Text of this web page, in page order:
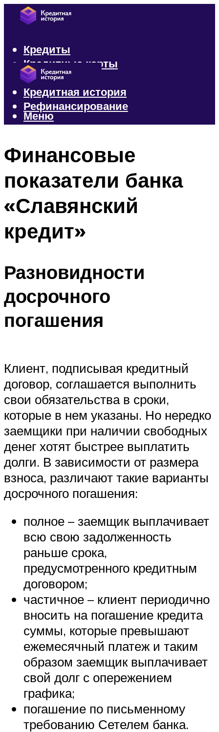
Кредиты
Кредитные карты
Микрозаймы
Кредитная история
Рефинансирование
Меню
Финансовые
показатели банка
«Славянский
кредит»
Разновидности
досрочного
погашения
Клиент, подписывая кредитный
договор, соглашается выполнить
свои обязательства в сроки,
которые в нем указаны. Но нередко
заемщики при наличии свободных
денег хотят быстрее выплатить
долги. В зависимости от размера
взноса, различают такие варианты
досрочного погашения:
полное – заемщик выплачивает
всю свою задолженность
раньше срока,
предусмотренного кредитным
договором;
частичное – клиент периодично
вносить на погашение кредита
суммы, которые превышают
ежемесячный платеж и таким
образом заемщик выплачивает
свой долг с опережением
графика;
погашение по письменному
требованию Сетелем банка.